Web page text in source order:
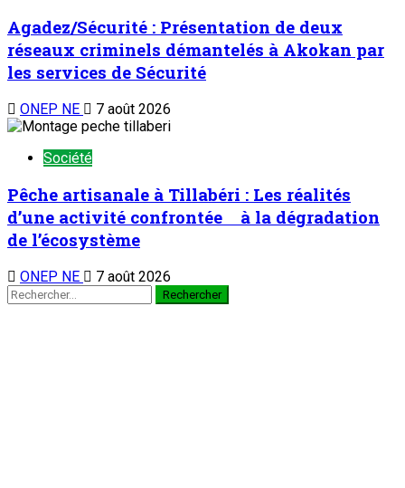
Agadez/Sécurité : Présentation de deux
réseaux criminels démantelés à Akokan par
les services de Sécurité
ONEP NE 7 août 2026
Société
Pêche artisanale à Tillabéri : Les réalités
d’une activité confrontée à la dégradation
de l’écosystème
ONEP NE 7 août 2026